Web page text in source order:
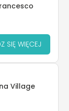
SIĘ WIĘCEJ
Village